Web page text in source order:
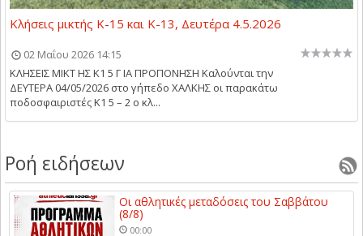
Κλήσεις μικτής Κ-15 και Κ-13, Δευτέρα 4.5.2026
02 Μαΐου 2026 14:15
ΚΛΗΣΕΙΣ ΜΙΚΤ ΗΣ Κ1 5 Γ ΙΑ ΠΡΟΠΟΝΗΣΗ Kαλούνται την
ΔΕΥΤΕΡΑ 04/05/2026 στο γήπεδο ΧΑΛΚΗΣ οι παρακάτω
ποδοσφαιριστές Κ1 5 – 2 ο κλ...
Ροή ειδήσεων
Οι αθλητικές μεταδόσεις του Σαββάτου
(8/8)
00:00